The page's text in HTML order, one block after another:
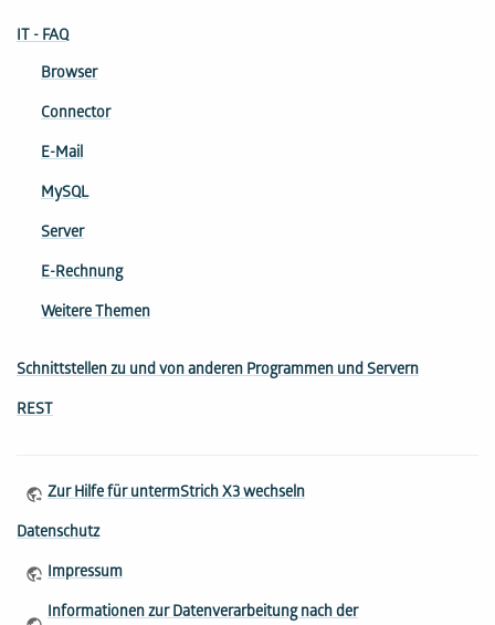
IT - FAQ
Browser
Connector
E-Mail
MySQL
Server
E-Rechnung
Weitere Themen
Schnittstellen zu und von anderen Programmen und Servern
REST
Zur Hilfe für untermStrich X3 wechseln
Datenschutz
Impressum
Informationen zur Datenverarbeitung nach der